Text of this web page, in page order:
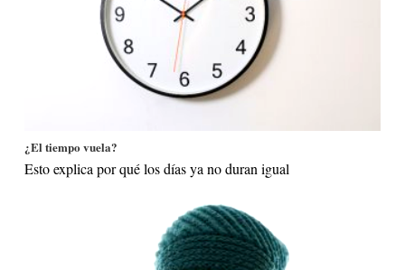
¿El tiempo vuela?
Esto explica por qué los días ya no duran igual